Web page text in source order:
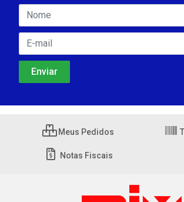
Meus Pedidos
Notas Fiscais